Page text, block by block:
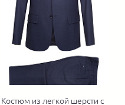
Костюм из легкой шерсти с